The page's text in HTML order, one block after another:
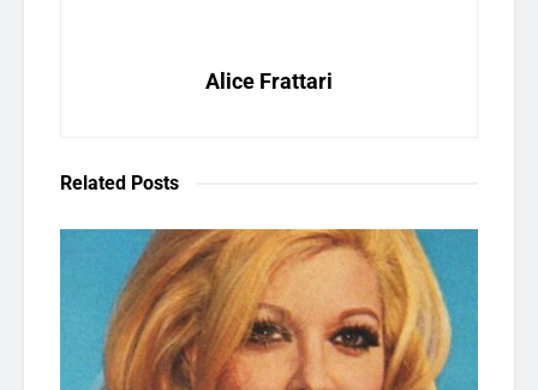
Alice Frattari
Related Posts